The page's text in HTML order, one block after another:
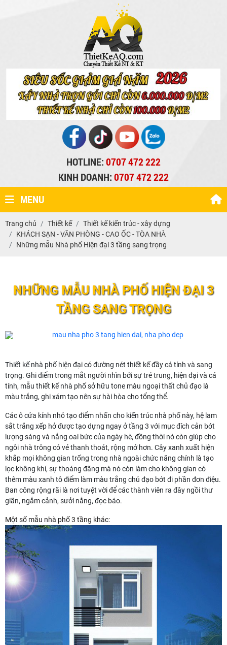
HOTLINE:0707 472 222
KINH DOANH:0707 472 222
MENU
Trang chủ Thiết kế
Thiết kế kiến trúc - xây dựng
KHÁCH SẠN - VĂN PHÒNG - CAO ỐC - TÒA NHÀ
Những mẫu Nhà phố Hiện đại 3 tầng sang trọng
NHỮNG MẪU NHÀ PHỐ HIỆN ĐẠI 3
TẦNG SANG TRỌNG
Thiết kế nhà phố hiện đại có đường nét thiết kế đầy cá tính và sang
trọng. Ghi điểm trong mắt người nhìn bởi sự trẻ trung, hiện đại và cá
tính, mẫu thiết kế nhà phố sở hữu tone màu ngoại thất chủ đạo là
màu trắng, ghi xám tạo nên sự hài hòa cho tổng thể.
Các ô cửa kính nhỏ tạo điểm nhấn cho kiến trúc nhà phố này, hệ lam
sắt trắng xếp hở được tạo dựng ngay ở tầng 3 với mục đích cản bớt
lượng sáng và nắng oai bức của ngày hè, đồng thời nó còn giúp cho
ngôi nhà trông có vẻ thanh thoát, rộng mở hơn. Cây xanh xuất hiện
khắp mọi không gian trống trong nhà ngoài chức năng chính là tạo
lọc không khí, sự thoáng đãng mà nó còn làm cho không gian có
thêm màu xanh tô điểm làm màu trắng chủ đạo bớt đi phần đơn điệu.
Ban công rộng rãi là nơi tuyệt vời để các thành viên ra đây ngồi thư
giãn, ngắm cảnh, sưởi nắng, đọc báo.
Một số mẫu nhà phố 3 tầng khác: